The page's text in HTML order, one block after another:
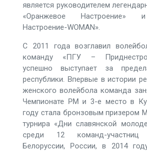
является руководителем
«Оранжевое Настроение»
Настроение-WOMAN».
С 2011 года возглавил
команду «ПГУ –
успешно выступает за
республики. Впервые в истории
женского волейбола команда
Чемпионате РМ и 3-е место в
году стала бронзовым призером
турнира «Дни славянской
среди 12 команд-
Белоруссии, России, в 2014